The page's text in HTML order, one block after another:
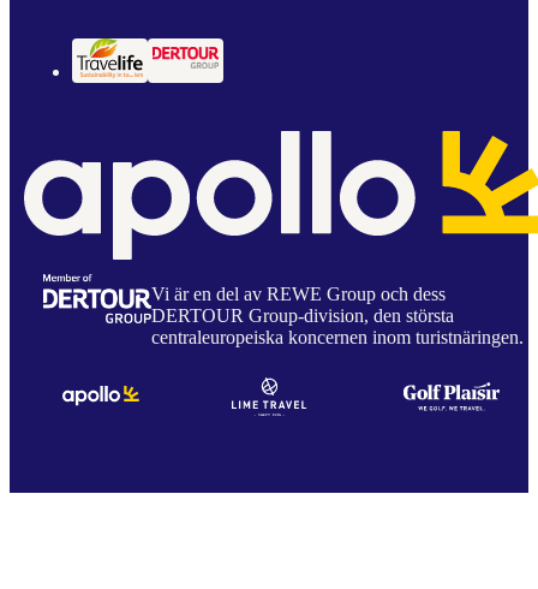
Vi är en del av REWE Group och dess
DERTOUR Group-division, den största
centraleuropeiska koncernen inom turistnäringen.